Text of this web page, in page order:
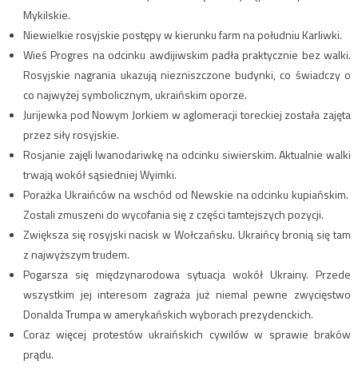
Mykilskie.
Niewielkie rosyjskie postępy w kierunku farm na południu Karliwki.
Wieś Progres na odcinku awdijiwskim padła praktycznie bez walki.
Rosyjskie nagrania ukazują niezniszczone budynki, co świadczy o
co najwyżej symbolicznym, ukraińskim oporze.
Jurijewka pod Nowym Jorkiem w aglomeracji toreckiej została zajęta
przez siły rosyjskie.
Rosjanie zajęli Iwanodariwkę na odcinku siwierskim. Aktualnie walki
trwają wokół sąsiedniej Wyimki.
Porażka Ukraińców na wschód od Newskie na odcinku kupiańskim.
Zostali zmuszeni do wycofania się z części tamtejszych pozycji.
Zwiększa się rosyjski nacisk w Wołczańsku. Ukraińcy bronią się tam
z najwyższym trudem.
Pogarsza się międzynarodowa sytuacja wokół Ukrainy. Przede
wszystkim jej interesom zagraża już niemal pewne zwycięstwo
Donalda Trumpa w amerykańskich wyborach prezydenckich.
Coraz więcej protestów ukraińskich cywilów w sprawie braków
prądu.